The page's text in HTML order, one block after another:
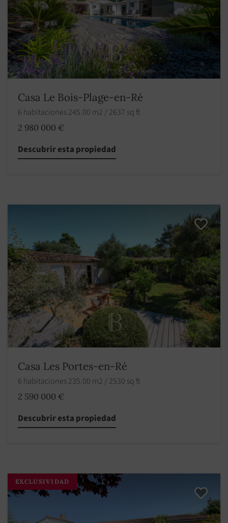
Casa Le Bois-Plage-en-Ré
6 habitaciones 245.00 m2 / 2637 sq ft
2 980 000 €
Descubrir esta propiedad
Casa Les Portes-en-Ré
6 habitaciones 235.00 m2 / 2530 sq ft
2 590 000 €
Descubrir esta propiedad
EXCLUSIVIDAD